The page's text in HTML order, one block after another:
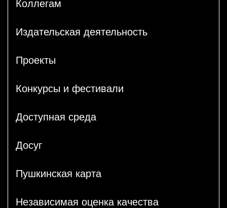
Коллегам
Издательская деятельность
Проекты
Конкурсы и фестивали
Доступная среда
Досуг
Пушкинская карта
Независимая оценка качества